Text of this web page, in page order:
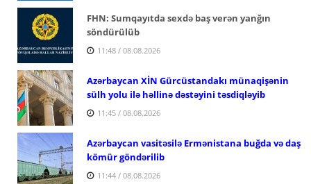
FHN: Sumqayıtda sexdə baş verən yanğın
söndürülüb
11:48 / 08.08.2026
Azərbaycan XİN Gürcüstandakı münaqişənin
sülh yolu ilə həllinə dəstəyini təsdiqləyib
11:45 / 08.08.2026
Azərbaycan vasitəsilə Ermənistana buğda və daş
kömür göndərilib
11:44 / 08.08.2026